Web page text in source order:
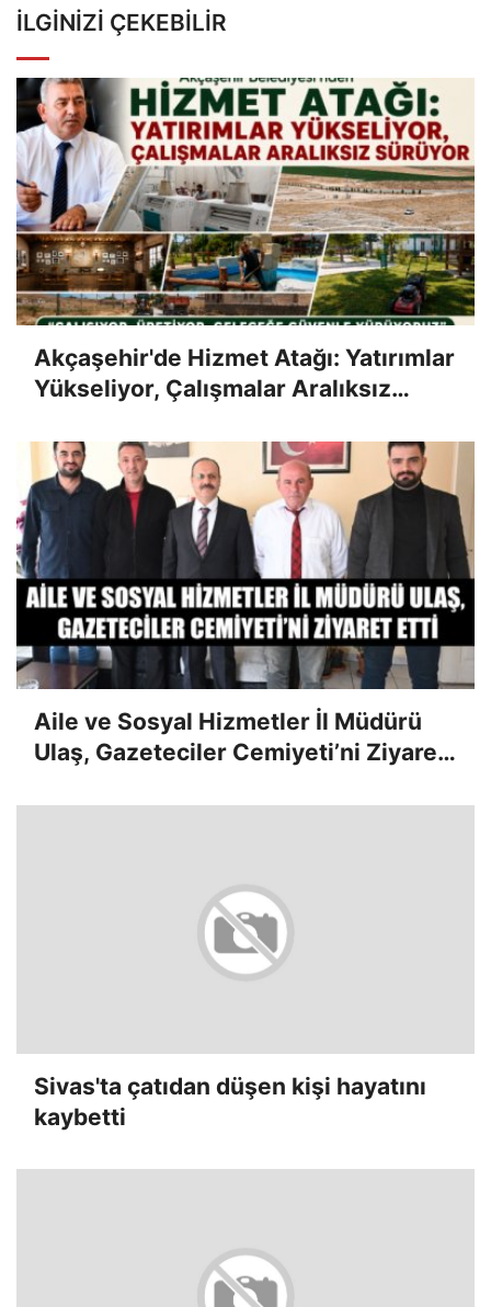
İLGINIZI ÇEKEBILIR
Akçaşehir'de Hizmet Atağı: Yatırımlar
Yükseliyor, Çalışmalar Aralıksız
Aile ve Sosyal Hizmetler İl Müdürü
Ulaş, Gazeteciler Cemiyeti’ni Ziyaret
Sivas'ta çatıdan düşen kişi hayatını
kaybetti